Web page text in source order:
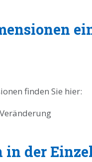
finden Sie hier:
in der